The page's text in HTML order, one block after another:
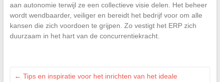
aan autonomie terwijl ze een collectieve visie delen. Het beheer
wordt wendbaarder, veiliger en bereidt het bedrijf voor om alle
kansen die zich voordoen te grijpen. Zo vestigt het ERP zich
duurzaam in het hart van de concurrentiekracht.
← Tips en inspiratie voor het inrichten van het ideale